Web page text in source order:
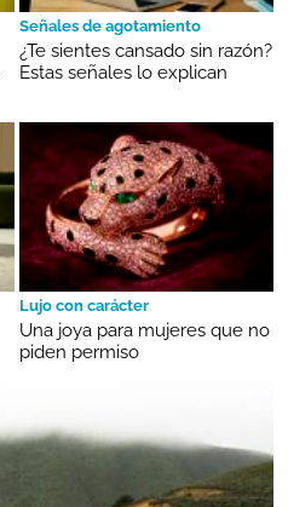
Señales de agotamiento
¿Te sientes cansado sin razón?
Estas señales lo explican
Lujo con carácter
Una joya para mujeres que no
piden permiso